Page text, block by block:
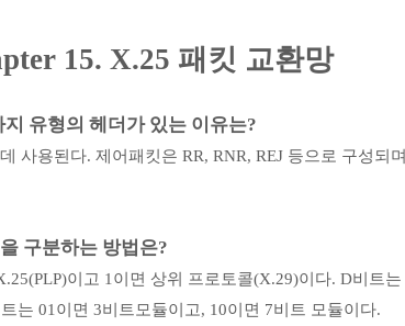
15. X.25 패킷 교환망
지 유형의 헤더가 있는 이유는?
사용된다. 제어패킷은 RR, RNR, REJ 등으로 구성되며
구분하는 방법은?
이고 1 이면 상위 프로토콜(X.29)이다. D비트는
는 01 이면 3비트모듈이고, 10이면 7비트 모듈이다.